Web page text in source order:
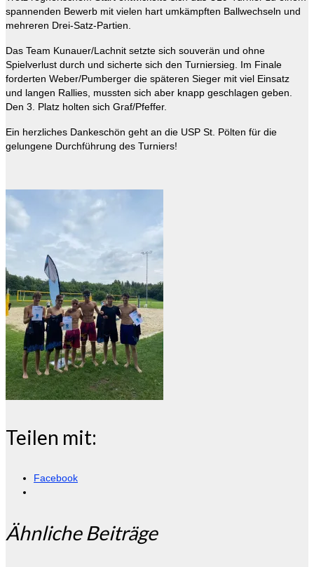
spannenden Bewerb mit vielen hart umkämpften Ballwechseln und
mehreren Drei-Satz-Partien.
Das Team Kunauer/Lachnit setzte sich souverän und ohne
Spielverlust durch und sicherte sich den Turniersieg. Im Finale
forderten Weber/Pumberger die späteren Sieger mit viel Einsatz
und langen Rallies, mussten sich aber knapp geschlagen geben.
Den 3. Platz holten sich Graf/Pfeffer.
Ein herzliches Dankeschön geht an die USP St. Pölten für die
gelungene Durchführung des Turniers!
Teilen mit:
Facebook
Ähnliche Beiträge